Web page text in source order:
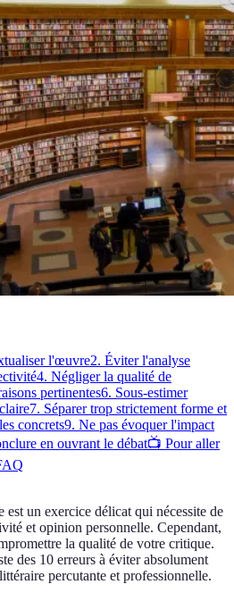
l'œuvre2. Éviter l'analyse
4. Négliger la qualité de
pertinentes6. Sous-estimer
7. Séparer trop strictement forme et
concrets9. Ne pas évoquer l'impact
en ouvrant le débat📺 Pour aller
un exercice délicat qui nécessite de
et opinion personnelle. Cependant,
la qualité de votre critique.
des 10 erreurs à éviter absolument
percutante et professionnelle.